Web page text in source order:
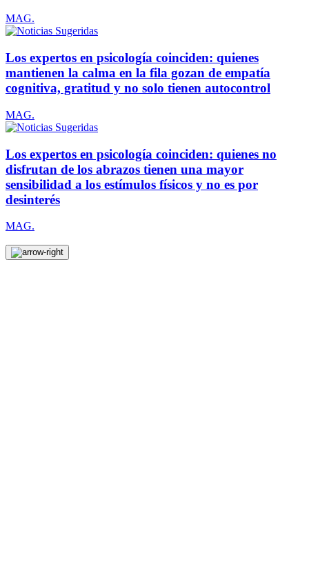
MAG.
Los expertos en psicología coinciden: quienes
mantienen la calma en la fila gozan de empatía
cognitiva, gratitud y no solo tienen autocontrol
MAG.
Los expertos en psicología coinciden: quienes no
disfrutan de los abrazos tienen una mayor
sensibilidad a los estímulos físicos y no es por
desinterés
MAG.